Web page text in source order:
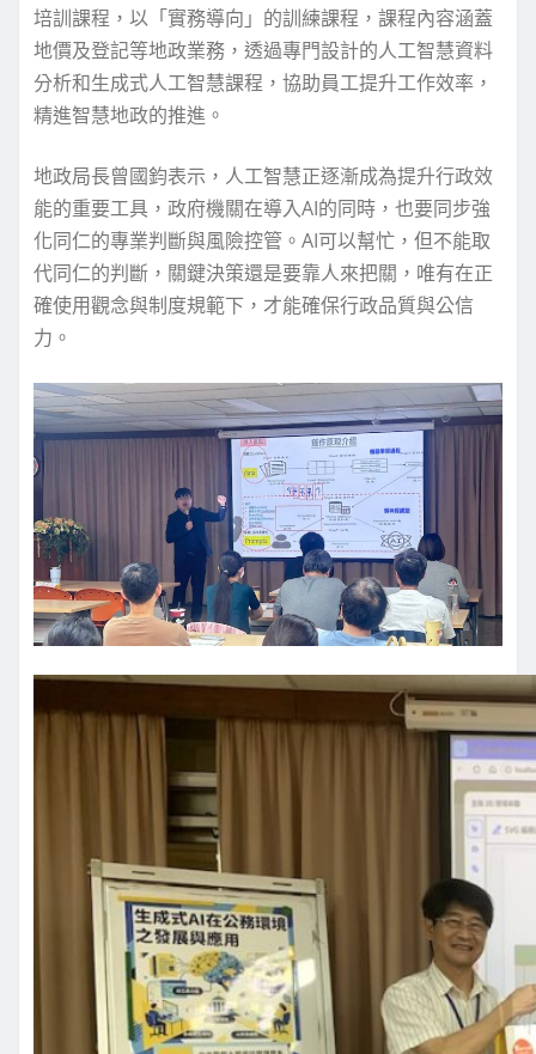
培訓課程，以「實務導向」的訓練課程，課程內容涵蓋
地價及登記等地政業務，透過專門設計的人工智慧資料
分析和生成式人工智慧課程，協助員工提升工作效率，
精進智慧地政的推進。
地政局長曾國鈞表示，人工智慧正逐漸成為提升行政效
能的重要工具，政府機關在導入AI的同時，也要同步強
化同仁的專業判斷與風險控管。AI可以幫忙，但不能取
代同仁的判斷，關鍵決策還是要靠人來把關，唯有在正
確使用觀念與制度規範下，才能確保行政品質與公信
力。